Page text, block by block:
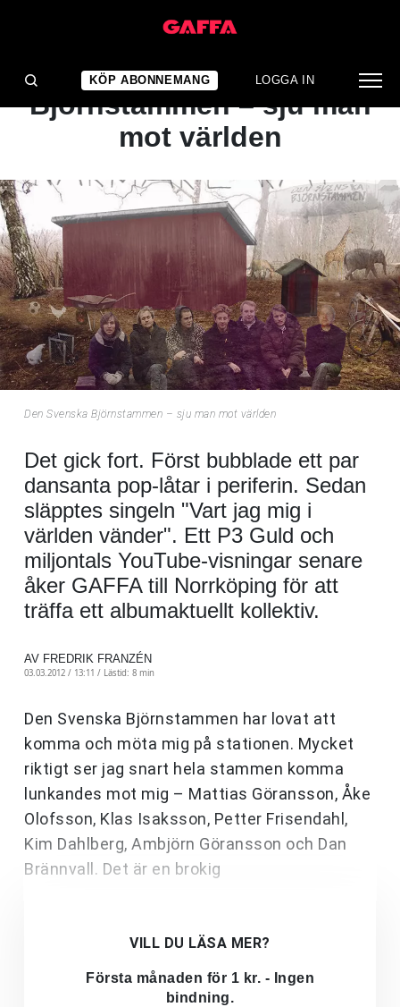
KÖP ABONNEMANG LOGGA IN
ARTIKEL
Den Svenska
Björnstammen – sju man
mot världen
Den Svenska Björnstammen – sju man mot världen
Det gick fort. Först bubblade ett par
dansanta pop-låtar i periferin. Sedan
släpptes singeln "Vart jag mig i
världen vänder". Ett P3 Guld och
miljontals YouTube-visningar senare
åker GAFFA till Norrköping för att
träffa ett albumaktuellt kollektiv.
AV FREDRIK FRANZÉN
03.03.2012 / 13:11 / Lästid: 8 min
Den Svenska Björnstammen har lovat att
komma och möta mig på stationen. Mycket
riktigt ser jag snart hela stammen komma
lunkandes mot mig – Mattias Göransson, Åke
Olofsson, Klas Isaksson, Petter Frisendahl,
Kim Dahlberg, Ambjörn Göransson och Dan
Brännvall. Det är en brokig
VILL DU LÄSA MER?
Första månaden för 1 kr. - Ingen
bindning.